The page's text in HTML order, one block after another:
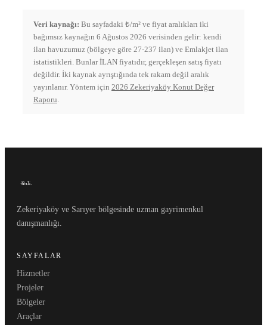
Veri kaynağı: Bu sayfadaki ₺/m² ve fiyat aralıkları iki
bağımsız kaynağın 6 Ağustos 2026 verisinden gelir: kendi
ilan havuzumuz (bölgeye göre 27-237 ilan) ve Emlakjet ilan
istatistikleri. Bunlar İLAN fiyatıdır, gerçekleşen satış fiyatı
değildir. İki kaynak ayrıştığında tek rakam değil aralık
yayınlanır. Yöntem için 2026 Zekeriyaköy Konut Değer
Raporu
Zekeriyaköy ve Sarıyer bölgesinde uzman gayrimenkul
danışmanlığı.
SAYFALAR
Hizmetler
Projeler
Bölgeler
Araçlar